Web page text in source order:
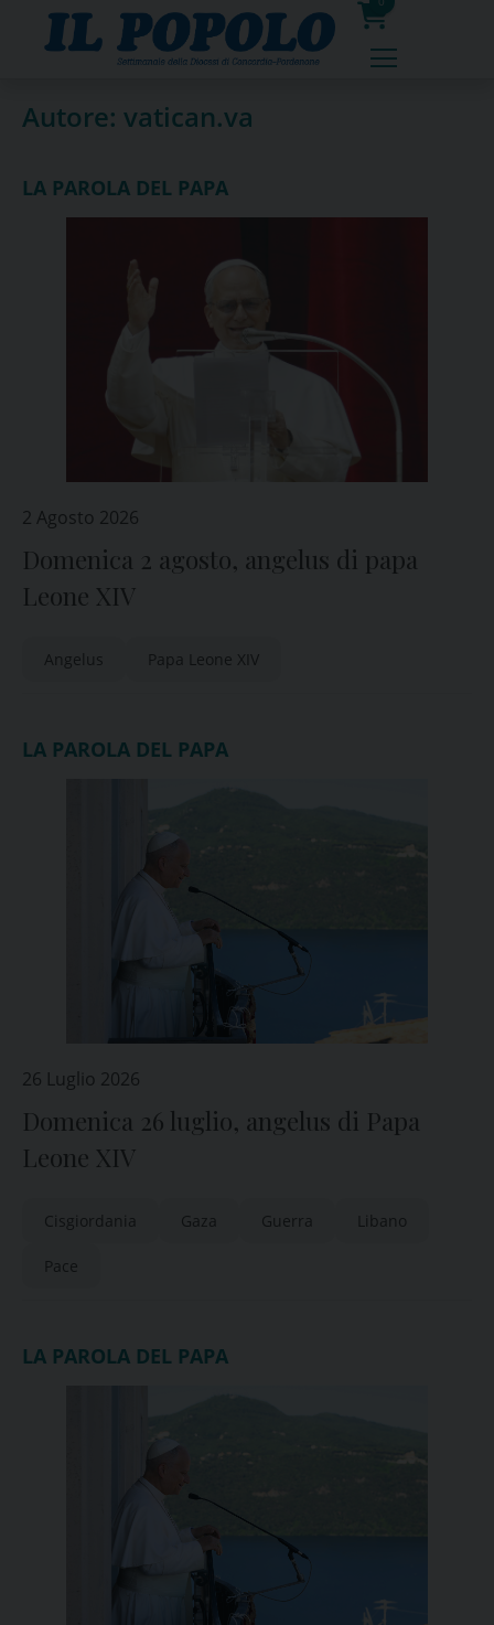
0
prodotti
Autore: vatican.va
LA PAROLA DEL PAPA
2 Agosto 2026
Domenica 2 agosto, angelus di papa
Leone XIV
Angelus Papa Leone XIV
LA PAROLA DEL PAPA
26 Luglio 2026
Domenica 26 luglio, angelus di Papa
Leone XIV
Cisgiordania Gaza Guerra Libano
Pace
LA PAROLA DEL PAPA